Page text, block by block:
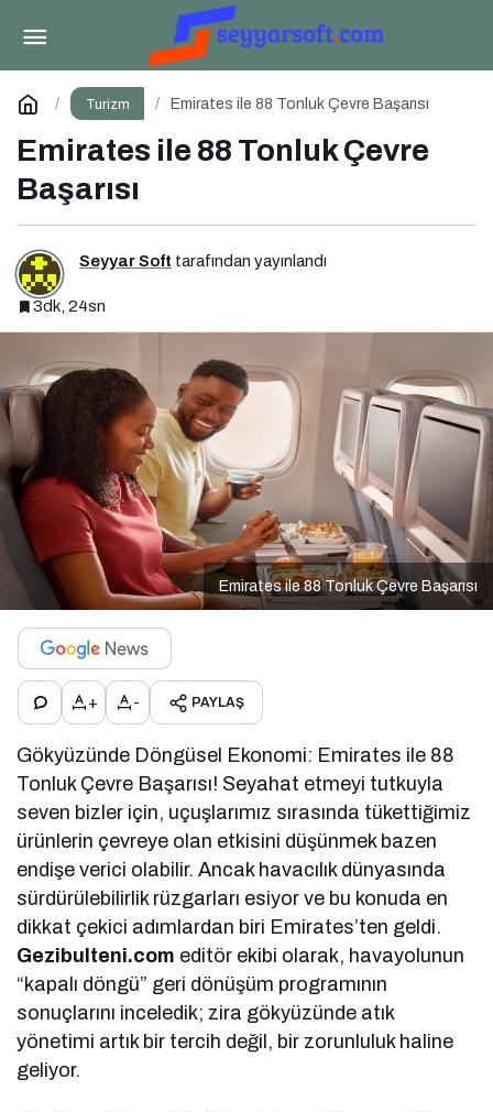
Turizm Emirates ile 88 Tonluk Çevre Başarısı
Emirates ile 88 Tonluk Çevre
Başarısı
Seyyar Soft tarafından yayınlandı
3dk, 24sn
Emirates ile 88 Tonluk Çevre Başarısı
+ - PAYLAŞ
Gökyüzünde Döngüsel Ekonomi: Emirates ile 88
Tonluk Çevre Başarısı! Seyahat etmeyi tutkuyla
seven bizler için, uçuşlarımız sırasında tükettiğimiz
ürünlerin çevreye olan etkisini düşünmek bazen
endişe verici olabilir. Ancak havacılık dünyasında
sürdürülebilirlik rüzgarları esiyor ve bu konuda en
dikkat çekici adımlardan biri Emirates’ten geldi.
Gezibulteni.com editör ekibi olarak, havayolunun
“kapalı döngü” geri dönüşüm programının
sonuçlarını inceledik; zira gökyüzünde atık
yönetimi artık bir tercih değil, bir zorunluluk haline
geliyor.
Antalya-Ostrava Hattında Yeni Dönem
Yorum Yap